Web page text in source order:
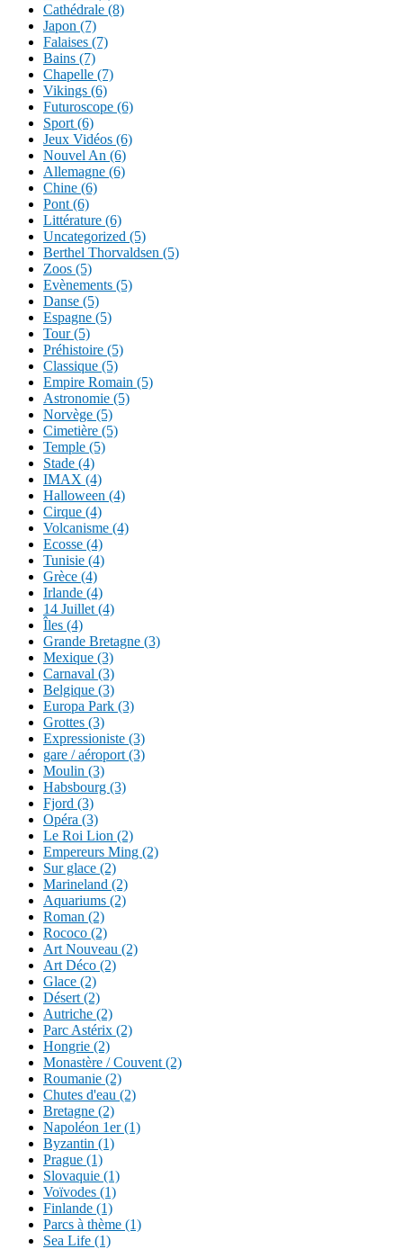
Cathédrale (8)
Japon (7)
Falaises (7)
Bains (7)
Chapelle (7)
Vikings (6)
Futuroscope (6)
Sport (6)
Jeux Vidéos (6)
Nouvel An (6)
Allemagne (6)
Chine (6)
Pont (6)
Littérature (6)
Uncategorized (5)
Berthel Thorvaldsen (5)
Zoos (5)
Evènements (5)
Danse (5)
Espagne (5)
Tour (5)
Préhistoire (5)
Classique (5)
Empire Romain (5)
Astronomie (5)
Norvège (5)
Cimetière (5)
Temple (5)
Stade (4)
IMAX (4)
Halloween (4)
Cirque (4)
Volcanisme (4)
Ecosse (4)
Tunisie (4)
Grèce (4)
Irlande (4)
14 Juillet (4)
Îles (4)
Grande Bretagne (3)
Mexique (3)
Carnaval (3)
Belgique (3)
Europa Park (3)
Grottes (3)
Expressioniste (3)
gare / aéroport (3)
Moulin (3)
Habsbourg (3)
Fjord (3)
Opéra (3)
Le Roi Lion (2)
Empereurs Ming (2)
Sur glace (2)
Marineland (2)
Aquariums (2)
Roman (2)
Rococo (2)
Art Nouveau (2)
Art Déco (2)
Glace (2)
Désert (2)
Autriche (2)
Parc Astérix (2)
Hongrie (2)
Monastère / Couvent (2)
Roumanie (2)
Chutes d'eau (2)
Bretagne (2)
Napoléon 1er (1)
Byzantin (1)
Prague (1)
Slovaquie (1)
Voïvodes (1)
Finlande (1)
Parcs à thème (1)
Sea Life (1)